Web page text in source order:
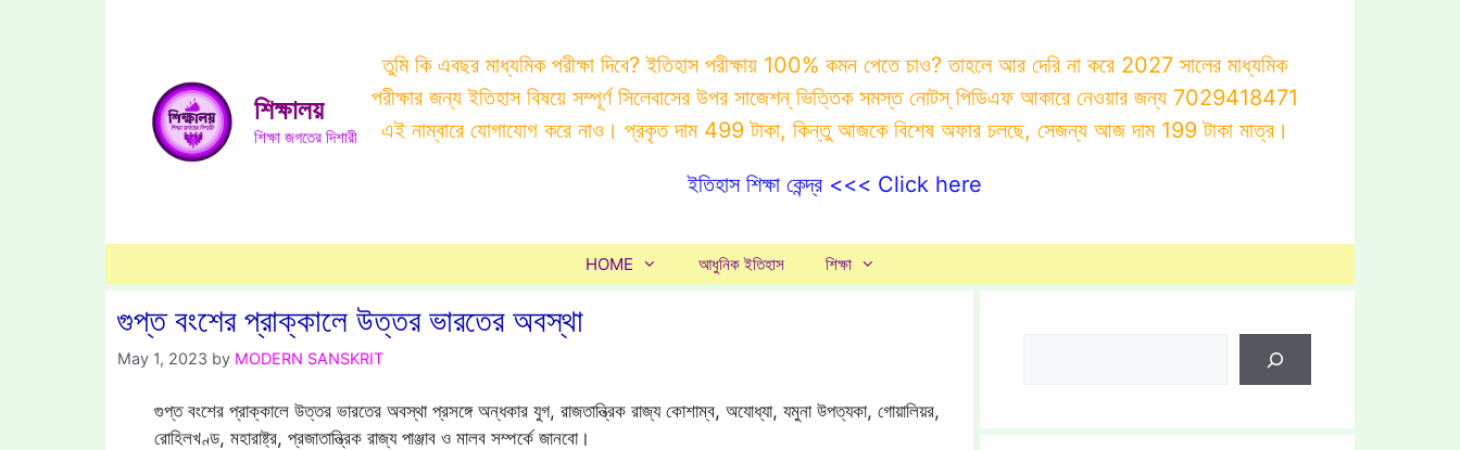
শিক্ষালয়
শিক্ষা জগতের দিশারী
তুমি কি এবছর মাধ্যমিক পরীক্ষা দিবে? ইতিহাস পরীক্ষায় 100% কমন পেতে চাও? তাহলে আর দেরি না করে 2027 সালের মাধ্যমিক
পরীক্ষার জন্য ইতিহাস বিষয়ে সম্পূর্ণ সিলেবাসের উপর সাজেশন্ ভিত্তিক সমস্ত নোটস্ পিডিএফ আকারে নেওয়ার জন্য 7029418471
এই নাম্বারে যোগাযোগ করে নাও। প্রকৃত দাম 499 টাকা, কিন্তু আজকে বিশেষ অফার চলছে, সেজন্য আজ দাম 199 টাকা মাত্র।
ইতিহাস শিক্ষা কেন্দ্র <<< Click here
HOME আধুনিক ইতিহাস শিক্ষা
গুপ্ত বংশের প্রাক্কালে উত্তর ভারতের অবস্থা
May 1, 2023 by MODERN SANSKRIT
গুপ্ত বংশের প্রাক্কালে উত্তর ভারতের অবস্থা প্রসঙ্গে অন্ধকার যুগ, রাজতান্ত্রিক রাজ্য কোশাম্ব, অযোধ্যা, যমুনা উপত্যকা, গোয়ালিয়র,
রোহিলখণ্ড, মহারাষ্ট্র, প্রজাতান্ত্রিক রাজ্য পাঞ্জাব ও মালব সম্পর্কে জানবো।